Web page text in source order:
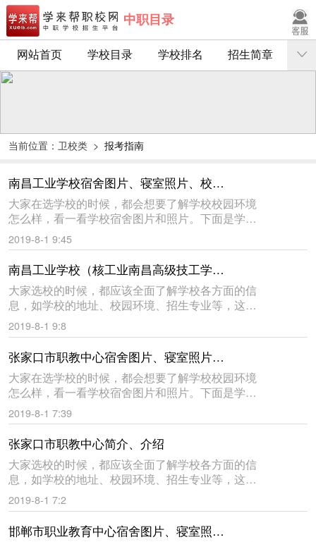
中职目录
网站首页 学校目录 学校排名 招生简章
当前位置： 卫校类 > 报考指南
南昌工业学校宿舍图片、寝室照片、校园环境
大家在选学校的时候，都会想要了解学校校园环境
怎么样，看一看学校宿舍图片和照片。下面是学来
帮教育网给大家收集的南昌工业学校宿舍环境图
片，仅供大家参考。祝同学们都能选到自己满意的
学校。南昌工业学校（核工业
2019-8-1 9:45
南昌工业学校（核工业南昌高级技工学校）简介、介绍
大家选校的时候，都应该全面了解学校各方面的信
息，如学校的地址、校园环境、招生专业等，这样
才能知道学校怎么样，到底好不好。下面是学来帮
教育网给大家收集的南昌工业学校的简介与介绍，
仅供大家参考。南昌工业学
2019-8-1 9:8
张家口市职教中心宿舍图片、寝室照片、校园环境
大家在选学校的时候，都会想要了解学校校园环境
怎么样，看一看学校宿舍图片和照片。下面是学来
帮教育网给大家收集的张家口市职教中心宿舍环境
图片，仅供大家参考。祝同学们都能选到自己满意
的学校。张家口市职教中心
2019-8-1 7:39
张家口市职教中心简介、介绍
大家选校的时候，都应该全面了解学校各方面的信
息，如学校的地址、校园环境、招生专业等，这样
才能知道学校怎么样，到底好不好。下面是学来帮
教育网给大家收集的张家口市职教中心的简介与介
绍，仅供大家参考。张家口
2019-8-1 7:2
邯郸市职业教育中心宿舍图片、寝室照片、校园环境